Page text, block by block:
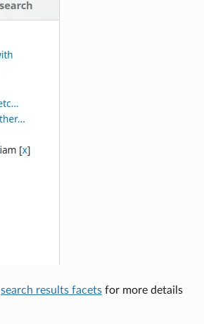
search results facetsfor more details